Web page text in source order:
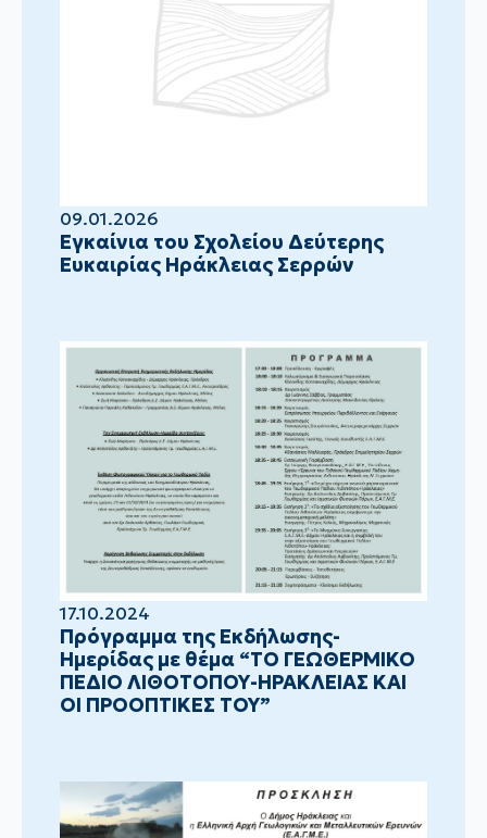
09.01.2026
Eγκαίνια του Σχολείου Δεύτερης
Ευκαιρίας Ηράκλειας Σερρών
17.10.2024
Πρόγραμμα της Εκδήλωσης-
Ημερίδας με θέμα “ΤΟ ΓΕΩΘΕΡΜΙΚΟ
ΠΕΔΙΟ ΛΙΘΟΤΟΠΟΥ-ΗΡΑΚΛΕΙΑΣ ΚΑΙ
ΟΙ ΠΡΟΟΠΤΙΚΕΣ ΤΟΥ”